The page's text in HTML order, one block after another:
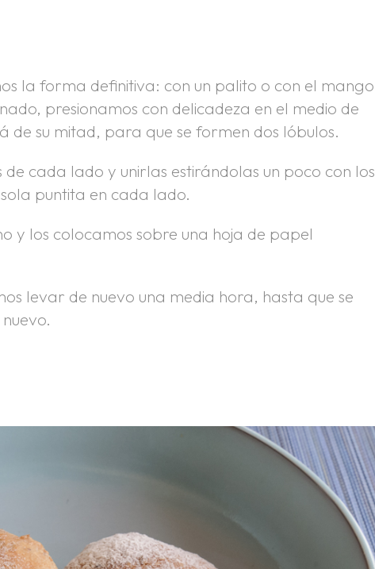
la forma definitiva: con un palito o con el mango
presionamos con delicadeza en el medio de
su mitad, para que se formen dos lóbulos.
cada lado y unirlas estirándolas un poco con los
puntita en cada lado.
y los colocamos sobre una hoja de papel
levar de nuevo una media hora, hasta que se